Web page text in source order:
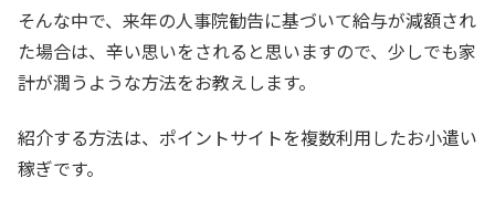
そんな中で、来年の人事院勧告に基づいて給与が減額され
た場合は、辛い思いをされると思いますので、少しでも家
計が潤うような方法をお教えします。
紹介する方法は、ポイントサイトを複数利用したお小遣い
稼ぎです。